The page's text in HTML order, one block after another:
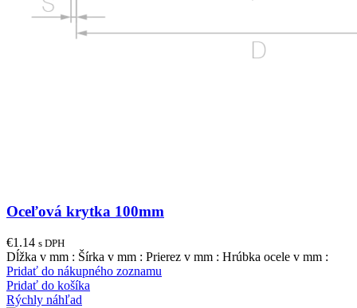
Oceľová krytka 100mm
€1.14 s DPH
Dĺžka v mm : Šírka v mm : Prierez v mm : Hrúbka ocele v mm :
Pridať do nákupného zoznamu
Pridať do košíka
Rýchly náhľad